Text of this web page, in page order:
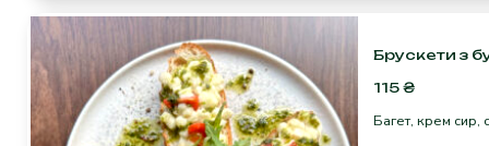
Брускети з
115₴
Багет, крем сир,